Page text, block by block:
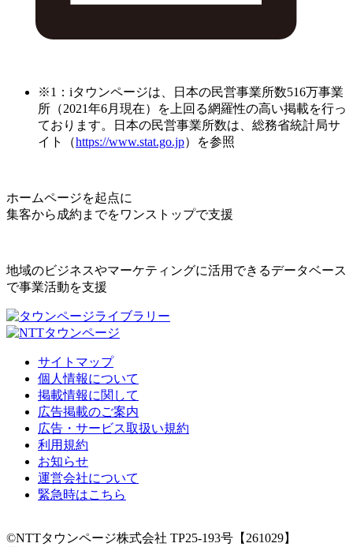
※1：iタウンページは、日本の民営事業所数516万事業
所（2021年6月現在）を上回る網羅性の高い掲載を行っ
ております。日本の民営事業所数は、総務省統計局サ
イト（https://www.stat.go.jp）を参照
ホームページを起点に
集客から成約までをワンストップで支援
地域のビジネスやマーケティングに活用できるデータベース
で事業活動を支援
サイトマップ
個人情報について
掲載情報に関して
広告掲載のご案内
広告・サービス取扱い規約
利用規約
お知らせ
運営会社について
緊急時はこちら
©NTTタウンページ株式会社 TP25-193号【261029】